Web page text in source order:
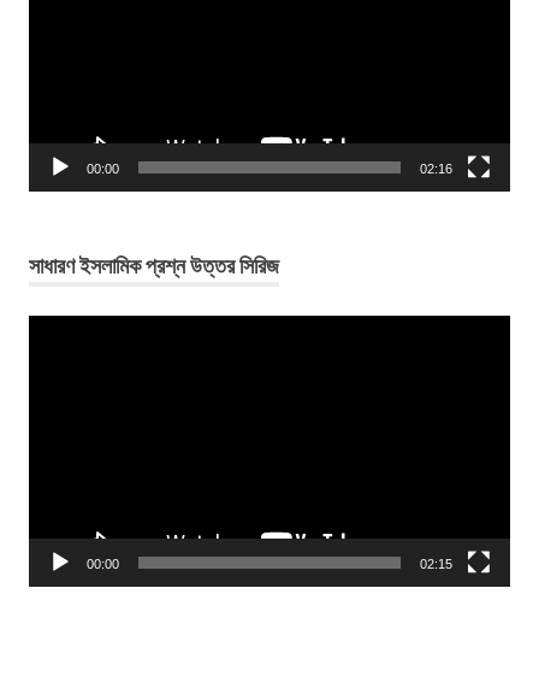
00:00 02:16
সাধারণ ইসলামিক প্রশ্ন উত্তর সিরিজ
00:00 02:15